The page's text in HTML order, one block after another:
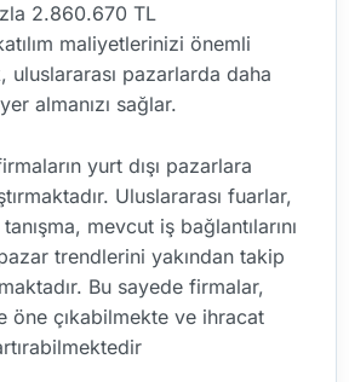
2.860.670 TL
maliyetlerinizi önemli
uluslararası pazarlarda daha
almanızı sağlar.
yurt dışı pazarlara
Uluslararası fuarlar,
mevcut iş bağlantılarını
trendlerini yakından takip
Bu sayede firmalar,
öne çıkabilmekte ve ihracat